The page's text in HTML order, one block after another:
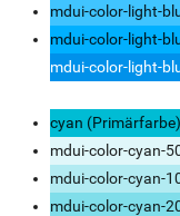
mdui-color-light-
mdui-color-light-
mdui-color-light-
cyan (Primärfarbe)
mdui-color-cyan-
mdui-color-cyan-
mdui-color-cyan-